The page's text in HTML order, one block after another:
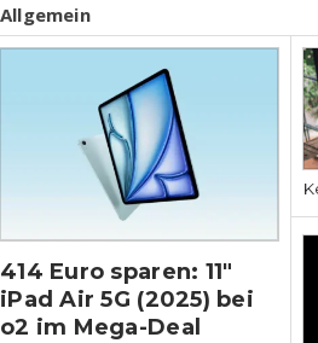
Allgemein
414 Euro sparen: 11″
iPad Air 5G (2025) bei
o2 im Mega-Deal